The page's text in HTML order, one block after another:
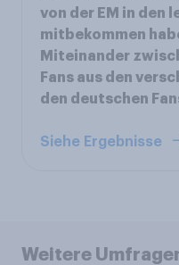
von der EM in den
mitbekommen
Miteinander
Fans aus den
den deutschen
Siehe Ergebnisse
Weitere